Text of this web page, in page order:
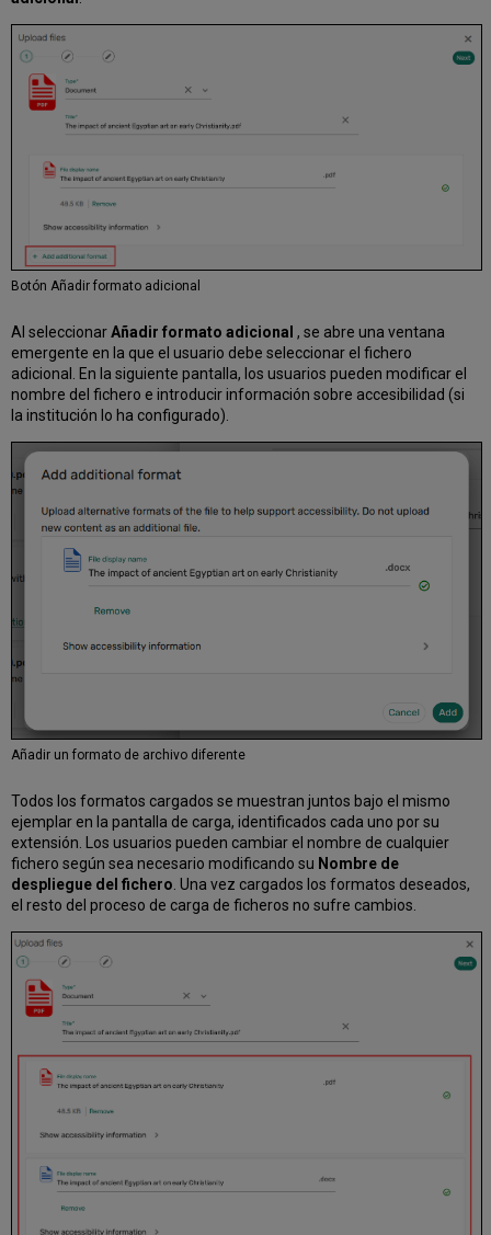
Botón Añadir formato adicional
Al seleccionarAñadir formato adicional, se abre una ventana
emergente en la que el usuario debe seleccionar el fichero
adicional. En la siguiente pantalla, los usuarios pueden modificar el
nombre del fichero e introducir información sobre accesibilidad (si
la institución lo ha configurado).
Añadir un formato de archivo diferente
Todos los formatos cargados se muestran juntos bajo el mismo
ejemplar en la pantalla de carga, identificados cada uno por su
extensión. Los usuarios pueden cambiar el nombre de cualquier
fichero según sea necesario modificando su Nombre de
despliegue del fichero. Una vez cargados los formatos deseados,
el resto del proceso de carga de ficheros no sufre cambios.